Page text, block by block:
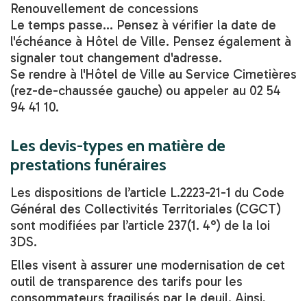
Renouvellement de concessions
Le temps passe... Pensez à vérifier la date de
l'échéance à Hôtel de Ville. Pensez également à
signaler tout changement d'adresse.
Se rendre à l'Hôtel de Ville au Service Cimetières
(rez-de-chaussée gauche) ou appeler au 02 54
94 41 10.
Les devis-types en matière de
prestations funéraires
Les dispositions de l’article L.2223-21-1 du Code
Général des Collectivités Territoriales (CGCT)
sont modifiées par l’article 237(1. 4°) de la loi
3DS.
Elles visent à assurer une modernisation de cet
outil de transparence des tarifs pour les